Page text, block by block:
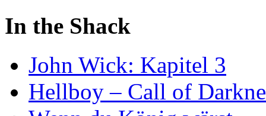
In the Shack
John Wick: Kapitel 3
Hellboy – Call of